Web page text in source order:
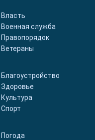
Власть
Военная служба
Правопорядок
Ветераны
Благоустройство
Здоровье
Культура
Спорт
Погода